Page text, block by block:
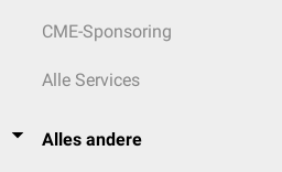
CME-Sponsoring
Alle Services
Alles andere